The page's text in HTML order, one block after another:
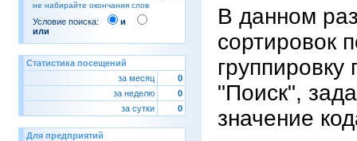
не набирайте окончания слов
Условие поиска:
и
или
Статистика посещений
за месяц
0
за неделю
0
за сутки
0
Для предприятий
В данном
сортировок
"Поиск",
значение